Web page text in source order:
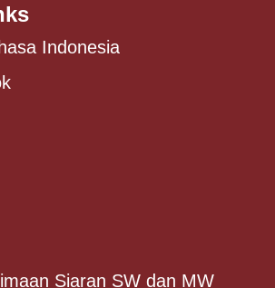
Indonesia
Siaran SW dan MW